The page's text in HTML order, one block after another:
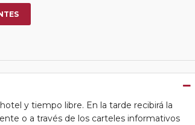
y tiempo libre. En la tarde recibirá la
o a través de los carteles informativos